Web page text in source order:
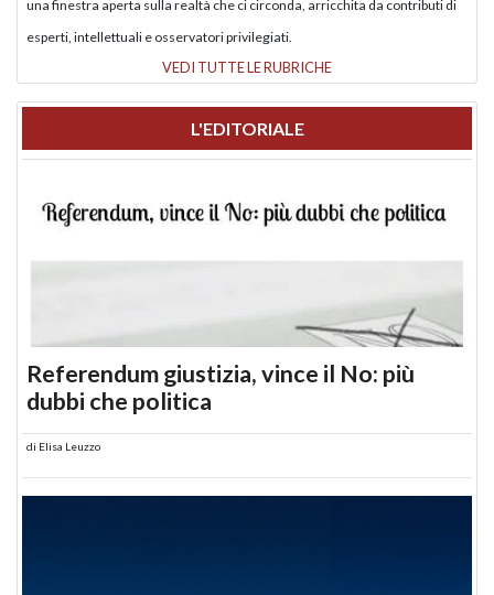
una finestra aperta sulla realtà che ci circonda, arricchita da contributi di
esperti, intellettuali e osservatori privilegiati.
VEDI TUTTE LE RUBRICHE
L'EDITORIALE
Referendum giustizia, vince il No: più
dubbi che politica
di Elisa Leuzzo